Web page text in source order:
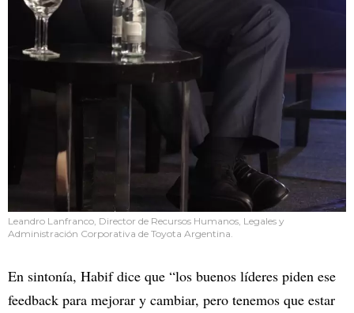
Leandro Lanfranco, Director de Recursos Humanos, Legales y
Administración Corporativa de Toyota Argentina.
En sintonía, Habif dice que “los buenos líderes piden ese
feedback para mejorar y cambiar, pero tenemos que estar